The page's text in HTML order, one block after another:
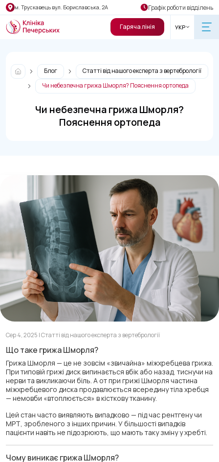
м. Трускавець вул. Бориславська, 2А Графік роботи відділень
Гаряча лінія УКР
Блог
Статті від нашого експерта з вертебрології
Чи небезпечна грижа Шморля? Пояснення ортопеда
Чи небезпечна грижа Шморля?
Пояснення ортопеда
Сер 4, 2025 | Статті від нашого експерта з вертебрології
Що таке грижа Шморля?
Грижа Шморля — це не зовсім «звичайна» міжхребцева грижа.
При типовій грижі диск випинається вбік або назад, тиснучи на
нерви та викликаючи біль. А от при грижі Шморля частина
міжхребцевого диска продавлюється всередину тіла хребця
— немовби «втоплюється» в кісткову тканину.
Цей стан часто виявляють випадково — під час рентгену чи
МРТ, зробленого з інших причин. У більшості випадків
пацієнти навіть не підозрюють, що мають таку зміну у хребті.
Чому виникає грижа Шморля?